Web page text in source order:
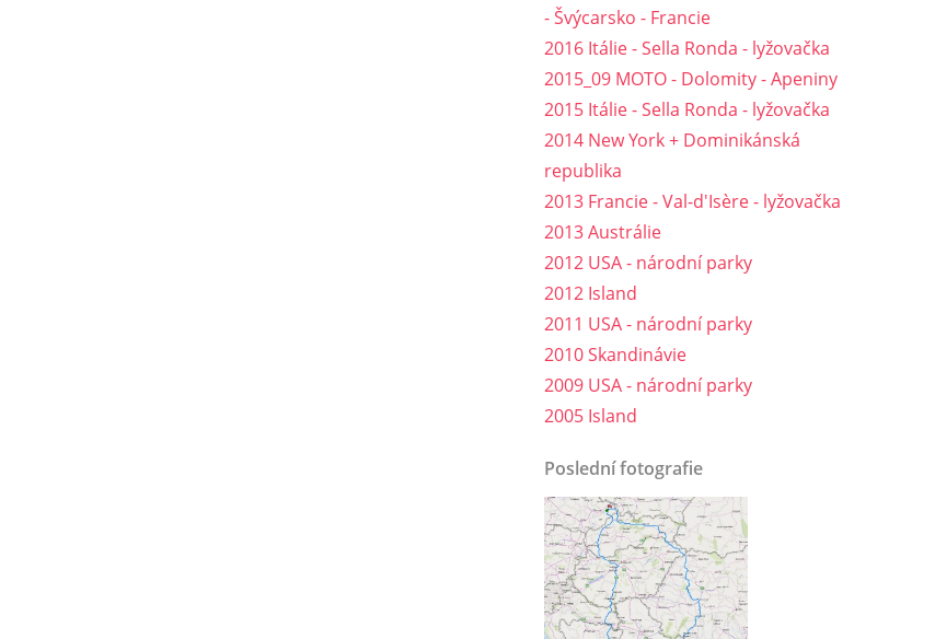
- Švýcarsko - Francie
2016 Itálie - Sella Ronda - lyžovačka
2015_09 MOTO - Dolomity - Apeniny
2015 Itálie - Sella Ronda - lyžovačka
2014 New York + Dominikánská
republika
2013 Francie - Val-d'Isère - lyžovačka
2013 Austrálie
2012 USA - národní parky
2012 Island
2011 USA - národní parky
2010 Skandinávie
2009 USA - národní parky
2005 Island
Poslední fotografie